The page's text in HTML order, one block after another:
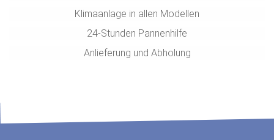
Klimaanlage in allen Modellen
24-Stunden Pannenhilfe
Anlieferung und Abholung